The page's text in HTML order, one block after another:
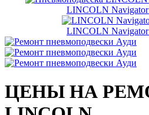
LINCOLN Navigator
LINCOLN Navigator
ЦЕНЫ НА